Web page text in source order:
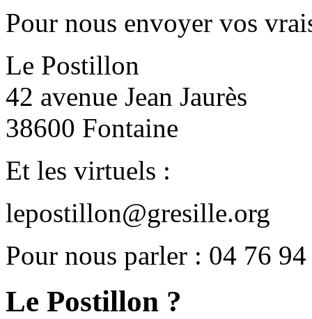
Pour nous envoyer vos
Le Postillon
42 avenue Jean Jaurès
38600 Fontaine
Et les virtuels :
lepostillon@gresille.org
Pour nous parler : 04 76
Le Postillon ?